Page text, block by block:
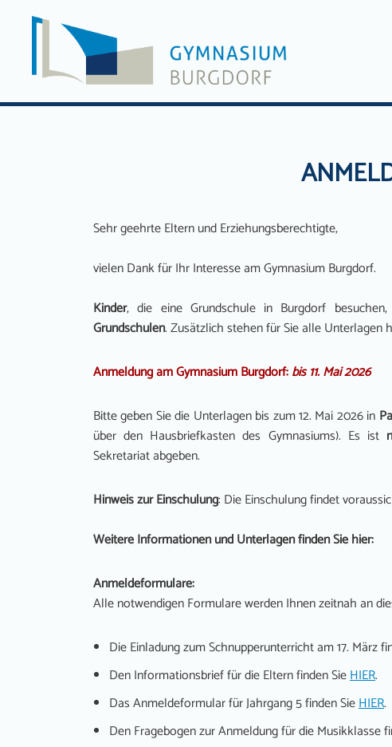
springen
Sehr geehrte Eltern und Erziehungsberechtigte,
vielen Dank für Ihr Interesse am Gymnasium Burgdorf.
Kinder, die eine Grundschule in Burgdorf besuchen,
Grundschulen. Zusätzlich stehen für Sie alle Unterlagen
Anmeldung am Gymnasium Burgdorf:bis 11. Mai 2026
Bitte geben Sie die Unterlagen bis zum 12. Mai 2026 in
über den Hausbriefkasten des Gymnasiums). Es ist
Sekretariat abgeben.
Hinweis zur Einschulung: Die Einschulung findet
Weitere Informationen und Unterlagen finden Sie hier:
Anmeldeformulare:
Alle notwendigen Formulare werden Ihnen zeitnah an
Die Einladung zum Schnupperunterricht am 17. März
Den Informationsbrief für die Eltern finden SieHIER.
Das Anmeldeformular für Jahrgang 5 finden SieHIER.
Den Fragebogen zur Anmeldung für die Musikklasse